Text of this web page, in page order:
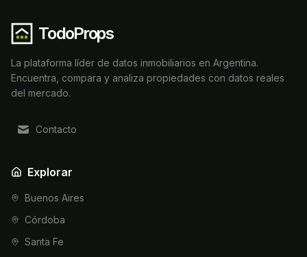
TodoProps
La plataforma líder de datos inmobiliarios en Argentina.
Encuentra, compara y analiza propiedades con datos reales
del mercado.
Contacto
Explorar
Buenos Aires
Córdoba
Santa Fe